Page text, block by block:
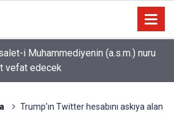
rengarenk kelebeklere ev
Trump'ın Twitter hesabını askıya alan